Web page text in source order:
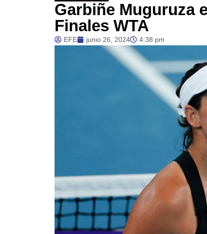
Garbiñe Muguruza
Finales WTA
EFE junio 26, 2024 4:38 pm